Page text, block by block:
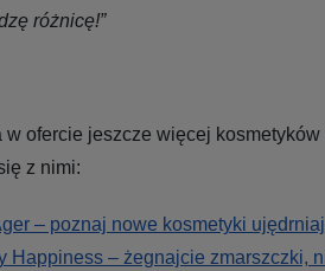
różnicę!”
w ofercie jeszcze więcej
z nimi:
– poznaj nowe kosmetyki
Happiness – żegnajcie zmarszczki,